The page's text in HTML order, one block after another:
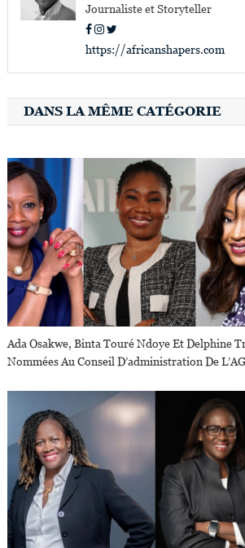
Journaliste et Storyteller
https://africanshapers.com
DANS LA MÊME CATÉGORIE
Ada Osakwe, Binta Touré Ndoye Et Delphine
Nommées Au Conseil D’administration De